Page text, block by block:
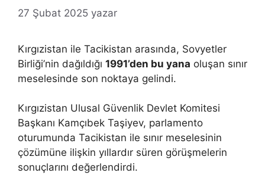
27 Şubat 2025 yazar
Kırgızistan ile Tacikistan arasında, Sovyetler
Birliği’nin dağıldığı 1991’den bu yana oluşan sınır
meselesinde son noktaya gelindi.
Kırgızistan Ulusal Güvenlik Devlet Komitesi
Başkanı Kamçıbek Taşiyev, parlamento
oturumunda Tacikistan ile sınır meselesinin
çözümüne ilişkin yıllardır süren görüşmelerin
sonuçlarını değerlendirdi.